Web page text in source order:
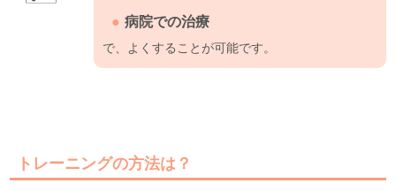
病院での治療
で、よくすることが可能です。
トレーニングの方法は？